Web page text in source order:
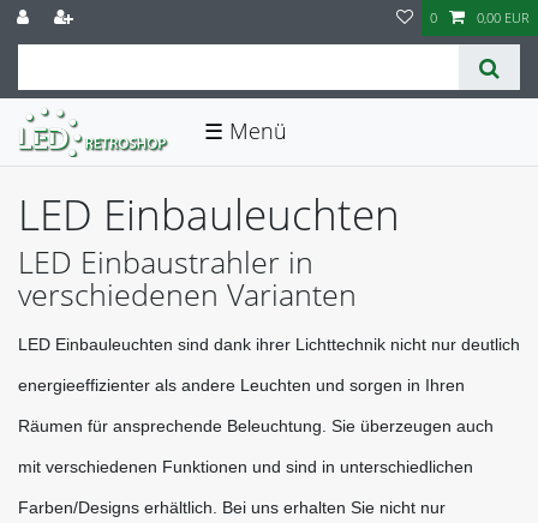
0 0,00 EUR
☰
LED Einbauleuchten
LED Einbaustrahler in
verschiedenen Varianten
LED Einbauleuchten sind dank ihrer Lichttechnik nicht nur deutlich
energieeffizienter als andere Leuchten und sorgen in Ihren
Räumen für ansprechende Beleuchtung. Sie überzeugen auch
mit verschiedenen Funktionen und sind in unterschiedlichen
Farben/Designs erhältlich. Bei uns erhalten Sie nicht nur